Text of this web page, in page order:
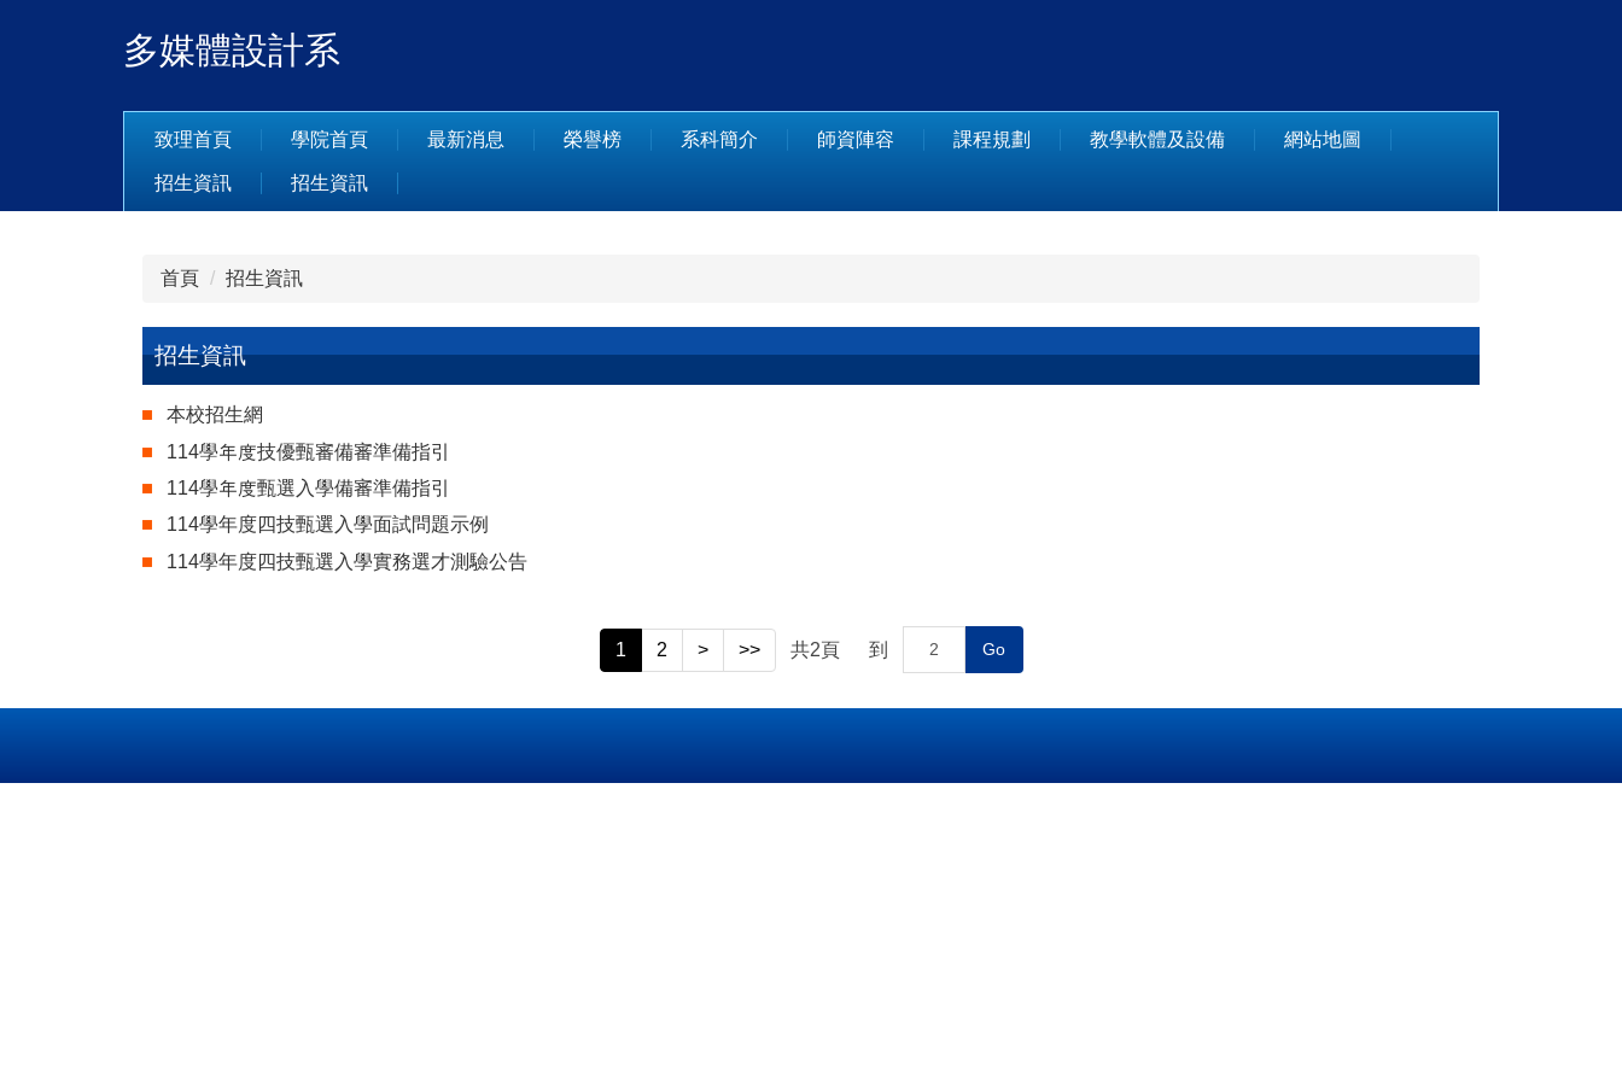
多媒體設計系
致理首頁 學院首頁 最新消息 榮譽榜 系科簡介 師資陣容 課程規劃 教學軟體及設備 網站地圖
招生資訊 招生資訊
首頁 招生資訊
招生資訊
本校招生網
114學年度技優甄審備審準備指引
114學年度甄選入學備審準備指引
114學年度四技甄選入學面試問題示例
114學年度四技甄選入學實務選才測驗公告
1 2 > >> 共2頁 到 Go